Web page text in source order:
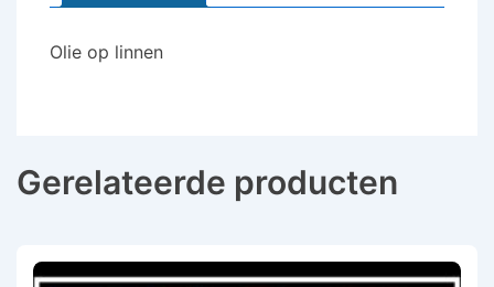
cm
-
Olie op linnen
Gerelateerde producten